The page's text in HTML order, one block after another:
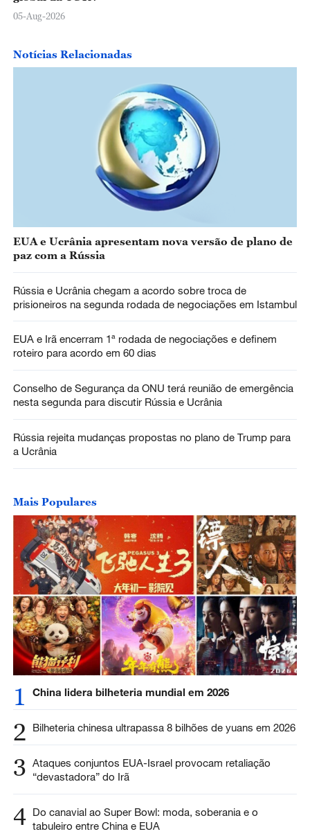
05-Aug-2026
Notícias Relacionadas
EUA e Ucrânia apresentam nova versão de plano de
paz com a Rússia
Rússia e Ucrânia chegam a acordo sobre troca de
prisioneiros na segunda rodada de negociações em Istambul
EUA e Irã encerram 1ª rodada de negociações e definem
roteiro para acordo em 60 dias
Conselho de Segurança da ONU terá reunião de emergência
nesta segunda para discutir Rússia e Ucrânia
Rússia rejeita mudanças propostas no plano de Trump para
a Ucrânia
Mais Populares
1 China lidera bilheteria mundial em 2026
2 Bilheteria chinesa ultrapassa 8 bilhões de yuans em 2026
3 Ataques conjuntos EUA-Israel provocam retaliação
“devastadora” do Irã
4 Do canavial ao Super Bowl: moda, soberania e o
tabuleiro entre China e EUA